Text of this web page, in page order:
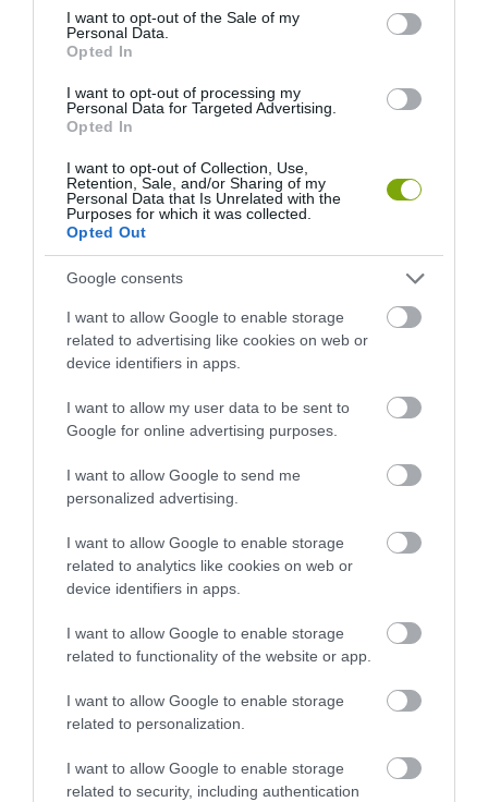
consent section.
I want to opt-out of the Sale of my
Personal Data.
Opted In
I want to opt-out of processing my
Personal Data for Targeted Advertising.
Opted In
I want to opt-out of Collection, Use,
Retention, Sale, and/or Sharing of my
Personal Data that Is Unrelated with the
Purposes for which it was collected.
Opted Out
Google consents
I want to allow Google to enable storage
related to advertising like cookies on web or
device identifiers in apps.
I want to allow my user data to be sent to
Google for online advertising purposes.
I want to allow Google to send me
personalized advertising.
I want to allow Google to enable storage
related to analytics like cookies on web or
device identifiers in apps.
I want to allow Google to enable storage
related to functionality of the website or app.
I want to allow Google to enable storage
related to personalization.
I want to allow Google to enable storage
related to security, including authentication
KIRÁNDULÁS A
PANNONHALMI
GYÓGYNÖVÉNYKERTBE ÉS
2026-08-04
KIRÁNDULÁS A
PANNONHALMI FŐAPÁTSÁG
2026-08-04
SÖRFŐZDÉBE, A BENCÉS
APÁTSÁG HABOS OLDALÁRA
2026-08-04
VAN: ÓRIÁSI REJTETT TÁJ
2026-06-24